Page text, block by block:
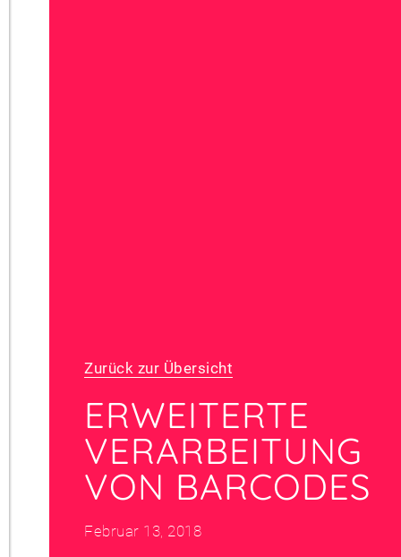
Zurück zur Übersicht
ERWEITERTE
VERARBEITUNG
VON BARCODES
Februar 13, 2018